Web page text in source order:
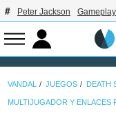
Peter Jackson Gameplay
VANDAL JUEGOS DEATH
MULTIJUGADOR Y ENLACES